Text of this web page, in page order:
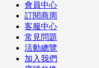
會員中心
訂閱商周
客服中心
常見問題
活動總覽
加入我們